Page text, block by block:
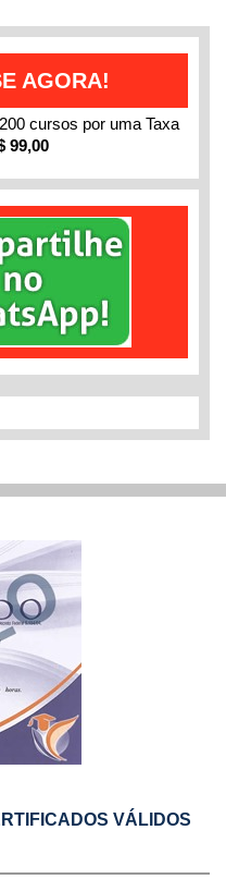
AGORA!
cursos por uma Taxa
99,00
VÁLIDOS